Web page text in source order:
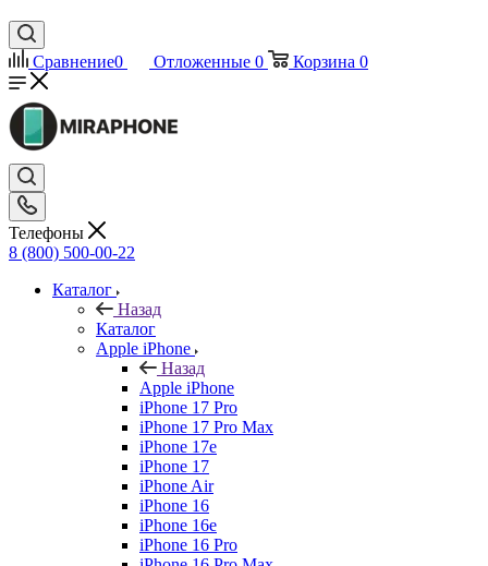
Сравнение0 Отложенные 0 Корзина 0
Телефоны
8 (800) 500-00-22
Каталог
Назад
Каталог
Apple iPhone
Назад
Apple iPhone
iPhone 17 Pro
iPhone 17 Pro Max
iPhone 17e
iPhone 17
iPhone Air
iPhone 16
iPhone 16e
iPhone 16 Pro